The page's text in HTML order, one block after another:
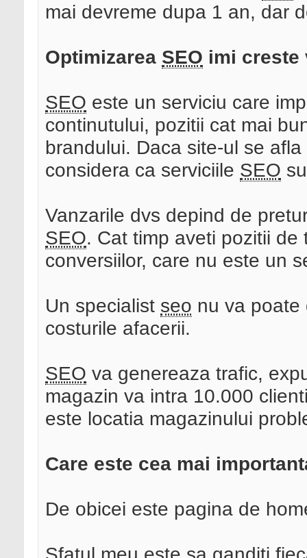
mai devreme dupa 1 an, dar
Optimizarea SEO imi creste
SEO este un serviciu care
continutului, pozitii cat mai
brandului. Daca site-ul se
considera ca serviciile SEO
Vanzarile dvs depind de
SEO. Cat timp aveti pozitii
conversiilor, care nu este un
Un specialist seo nu va poate
costurile afacerii.
SEO va genereaza trafic,
magazin va intra 10.000
este locatia magazinului
Care este cea mai
De obicei este pagina de